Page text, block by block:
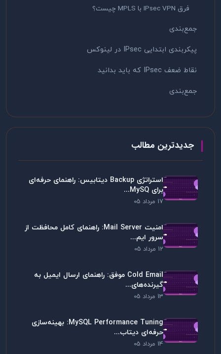
فرق IPsec VPN با MPLS چیست؟
جمع‌بندی
پیکربندی ابتدایی IPsec در لینوکس
نقاط ضعف IPsec که باید بدانید
جمع‌بندی
جدیدترین مطالب
استراتژی Backup دیتابیس: راهنمای حرفه‌ای
برای MySQ...
17 مرداد 05
امنیت Mail Server: راهنمای کامل محافظت از
سرور ایم...
12 مرداد 05
Cold Email موفق: راهنمای ارسال ایمیل به
گیرنده‌های...
13 مرداد 05
MySQL Performance Tuning: بهینه‌سازی
حرفه‌ای دیتاب...
14 مرداد 05